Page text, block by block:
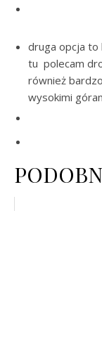
druga opcja to
tu polecam
również
wysokimi